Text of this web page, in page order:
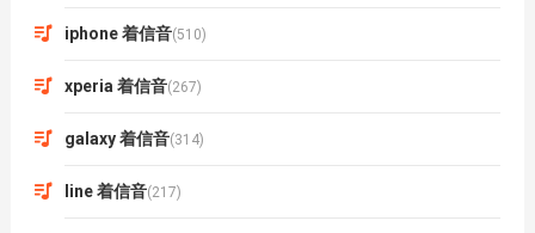
iphone 着信音(510)
xperia 着信音(267)
galaxy 着信音(314)
line 着信音(217)